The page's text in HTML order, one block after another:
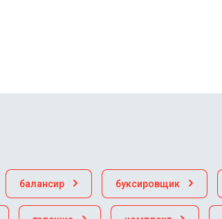
балансир буксировщик